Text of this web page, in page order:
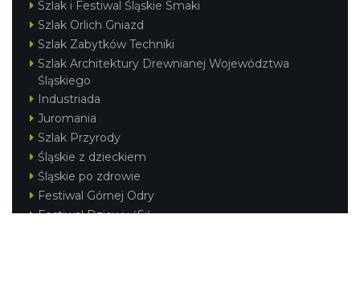
Szlak i Festiwal Śląskie Smaki
Szlak Orlich Gniazd
Szlak Zabytków Techniki
Szlak Architektury Drewnianej Województwa
Śląskiego
Industriada
Juromania
Szlak Przyrody
Śląskie z dzieckiem
Śląskie po zdrowie
Festiwal Górnej Odry
Festiwal DziewięćSił